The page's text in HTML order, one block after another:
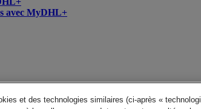
avec MyDHL+
A propos de DHL
et des technologies similaires (ci-après «